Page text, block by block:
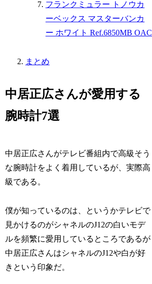
フランクミュラー トノウカ
ーベックス マスターバンカ
ー ホワイト Ref.6850MB OAC
まとめ
中居正広さんが愛用する
腕時計7選
中居正広さんがテレビ番組内で高級そう
な腕時計をよく着用しているが、実際高
級である。
僕が知っているのは、というかテレビで
見かけるのがシャネルのJ12の白いモデ
ルを頻繁に愛用しているところであるが
中居正広さんはシャネルのJ12や白が好
きという印象だ。